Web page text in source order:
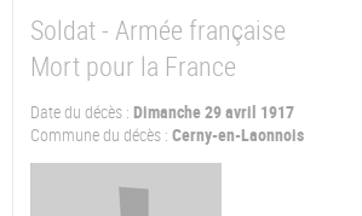
Soldat - Armée française
Mort pour la France
Date du décès : Dimanche 29 avril 1917
Commune du décès : Cerny-en-Laonnois